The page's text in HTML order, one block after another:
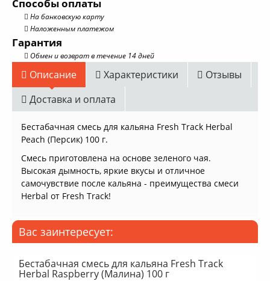
Способы оплаты
На банковскую карту
Наложенным платежом
Гарантия
Обмен и возврат в течение 14 дней
Описание Характеристики
Отзывы
Доставка и оплата
Бестабачная смесь для кальяна Fresh Track Herbal
Peach (Персик) 100 г.
Смесь приготовлена на основе зеленого чая.
Высокая дымность, яркие вкусы и отличное
самочувствие после кальяна - преимущества смеси
Herbal от Fresh Track!
Вас заинтересует:
Бестабачная смесь для кальяна Fresh Track
Herbal Raspberry (Малина) 100 г